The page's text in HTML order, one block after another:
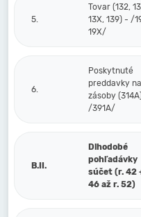
5.
Tovar (132,
13X, 139) - /
19X/
6.
Poskytnuté
preddavky na
zásoby
/391A/
B.II.
Dlhodobé
pohľadávky
súčet (r. 42
46 až r. 52)